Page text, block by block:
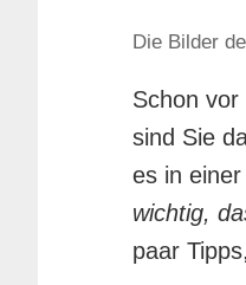
Die Bilder
Schon
sind Sie
es in
wichtig,
paar